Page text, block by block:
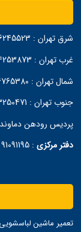
شرق تهران : 021
غرب تهران : 021
شمال تهران :
جنوب تهران : 021
پردیس رودهن
دفتر مرکزی :
91091195 – 021
تعمیر ماشین لباسشویی